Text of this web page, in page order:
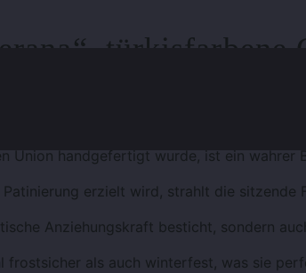
türkisfarbene
Union handgefertigt wurde, ist ein wahrer
erzielt wird, strahlt die
Anziehungskraft besticht, sondern
als auch winterfest, was sie